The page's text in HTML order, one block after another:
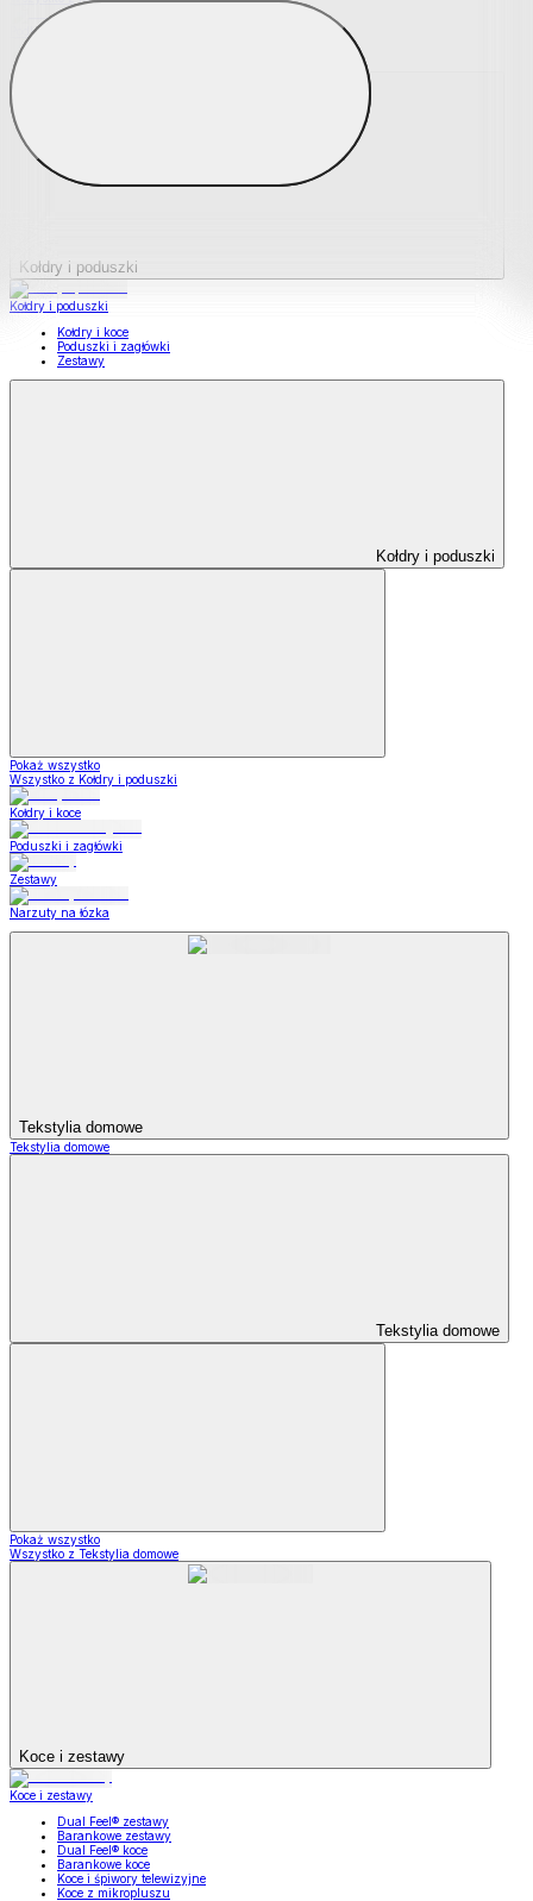
Podkładki na materace
Materace nawierzchniowe
Kołdry i poduszki
Kołdry i poduszki
Kołdry i koce
Poduszki i zagłówki
Zestawy
Kołdry i poduszki
Pokaż wszystko
Wszystko z Kołdry i poduszki
Kołdry i koce
Poduszki i zagłówki
Zestawy
Narzuty na łózka
Tekstylia domowe
Tekstylia domowe
Tekstylia domowe
Pokaż wszystko
Wszystko z Tekstylia domowe
Koce i zestawy
Koce i zestawy
Dual Feel® zestawy
Barankowe zestawy
Dual Feel® koce
Barankowe koce
Koce i śpiwory telewizyjne
Koce z mikropluszu